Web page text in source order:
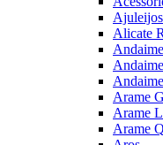
Ajuleijos
Alicate
Andaime
Arame
Arame
Arame